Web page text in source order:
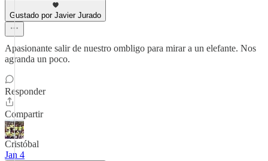
Gustado por Javier Jurado
Apasionante salir de nuestro ombligo para mirar a un elefante. Nos
agranda un poco.
Responder
Compartir
Cristóbal
Jan 4